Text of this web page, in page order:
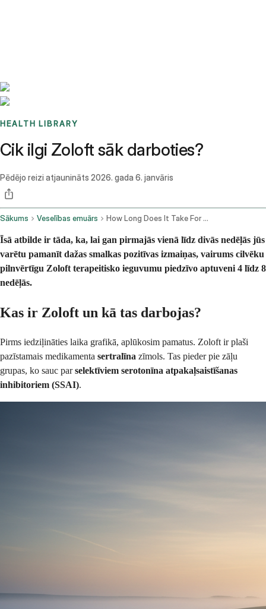
HEALTH LIBRARY
Cik ilgi Zoloft sāk darboties?
Pēdējo reizi atjaunināts 2026. gada 6. janvāris
Sākums Veselības emuārs How Long Does It Take For Zoloft To Work
Īsā atbilde ir tāda, ka, lai gan pirmajās vienā līdz divās nedēļās jūs
varētu pamanīt dažas smalkas pozitīvas izmaiņas, vairums cilvēku
pilnvērtīgu Zoloft terapeitisko ieguvumu piedzīvo aptuveni 4 līdz 8
nedēļās.
Kas ir Zoloft un kā tas darbojas?
Pirms iedziļināties laika grafikā, aplūkosim pamatus. Zoloft ir plaši
pazīstamais medikamenta sertralīna zīmols. Tas pieder pie zāļu
grupas, ko sauc parselektīviem serotonīna atpakaļsaistīšanas
inhibitoriem (SSAI).